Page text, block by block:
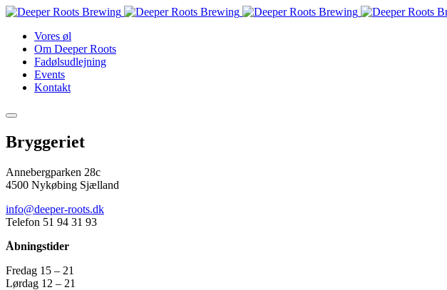
Vores øl
Om Deeper Roots
Fadølsudlejning
Events
Kontakt
Bryggeriet
Annebergparken 28c
4500 Nykøbing Sjælland
info@deeper-roots.dk
Telefon 51 94 31 93
Åbningstider
Fredag 15 – 21
Lørdag 12 – 21